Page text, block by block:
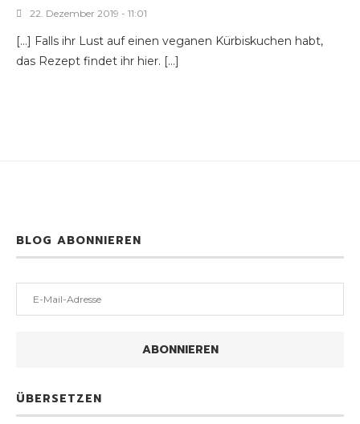
22. Dezember 2019 - 11:01
[…] Falls ihr Lust auf einen veganen Kürbiskuchen habt,
das Rezept findet ihr hier. […]
BLOG ABONNIEREN
Mail-
ABONNIEREN
ÜBERSETZEN